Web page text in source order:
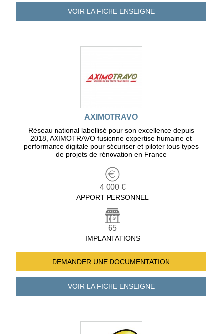
VOIR LA FICHEENSEIGNE
AXIMOTRAVO
Réseau national labellisé pour son excellence depuis
2018, AXIMOTRAVO fusionne expertise humaine et
performance digitale pour sécuriser et piloter tous types
de projets de rénovation en France
4 000 €
APPORT PERSONNEL
65
IMPLANTATIONS
DEMANDER UNE DOCUMENTATION
VOIR LA FICHEENSEIGNE